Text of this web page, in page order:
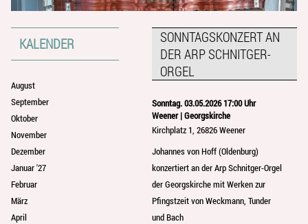
KALENDER
August
September
Oktober
November
Dezember
Januar '27
Februar
März
April
SONNTAGSKONZERT AN
DER ARP SCHNITGER-
ORGEL
Sonntag. 03.05.2026 17:00 Uhr
Weener | Georgskirche
Kirchplatz 1, 26826 Weener
Johannes von Hoff (Oldenburg)
konzertiert an der Arp Schnitger-Orgel
der Georgskirche mit Werken zur
Pfingstzeit von Weckmann, Tunder
und Bach